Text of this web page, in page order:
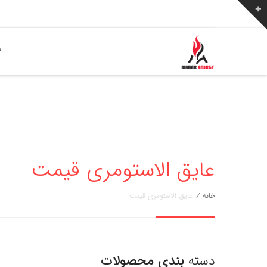
عایق الاستومری قیمت
خانه / عایق الاستومری قیمت
دسته بندی محصولات